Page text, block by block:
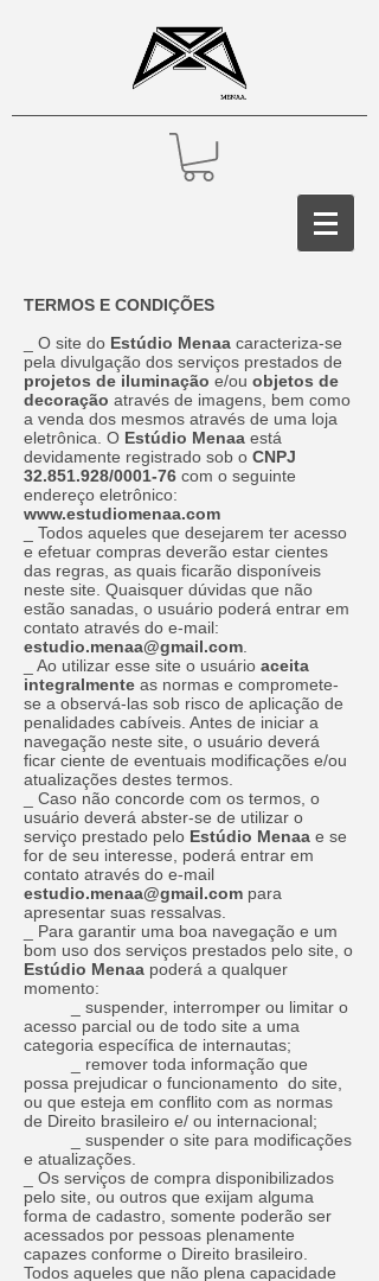
TERMOS E CONDIÇÕES
_ O site do Estúdio Menaa caracteriza-se
pela divulgação dos serviços prestados de
projetos de iluminação e/ou objetos de
decoração através de imagens, bem como
a venda dos mesmos através de uma loja
eletrônica. O Estúdio Menaa está
devidamente registrado sob o CNPJ
32.851.928/0001-76 com o seguinte
endereço eletrônico:
www.estudiomenaa.com
_ Todos aqueles que desejarem ter acesso
e efetuar compras deverão estar cientes
das regras, as quais ficarão disponíveis
neste site. Quaisquer dúvidas que não
estão sanadas, o usuário poderá entrar em
contato através do e-mail:
estudio.menaa@gmail.com
_ Ao utilizar esse site o usuário aceita
integralmente as normas e compromete-
se a observá-las sob risco de aplicação de
penalidades cabíveis. Antes de iniciar a
navegação neste site, o usuário deverá
ficar ciente de eventuais modificações e/ou
atualizações destes termos.
_ Caso não concorde com os termos, o
usuário deverá abster-se de utilizar o
serviço prestado pelo Estúdio Menaa e se
for de seu interesse, poderá entrar em
contato através do e-mail
estudio.menaa@gmail.com para
apresentar suas ressalvas.
_ Para garantir uma boa navegação e um
bom uso dos serviços prestados pelo site, o
Estúdio Menaa poderá a qualquer
momento:
_ suspender, interromper ou limitar o
acesso parcial ou de todo site a uma
categoria específica de internautas;
_ remover toda informação que
possa prejudicar o funcionamento do site,
ou que esteja em conflito com as normas
de Direito brasileiro e/ ou internacional;
_ suspender o site para modificações
e atualizações.
_ Os serviços de compra disponibilizados
pelo site, ou outros que exijam alguma
forma de cadastro, somente poderão ser
acessados por pessoas plenamente
capazes conforme o Direito brasileiro.
Todos aqueles que não plena capacidade